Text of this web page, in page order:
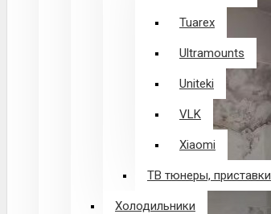
Tuarex
Ultramounts
Uniteki
VLK
Xiaomi
ТВ тюнеры, приставки
Холодильники